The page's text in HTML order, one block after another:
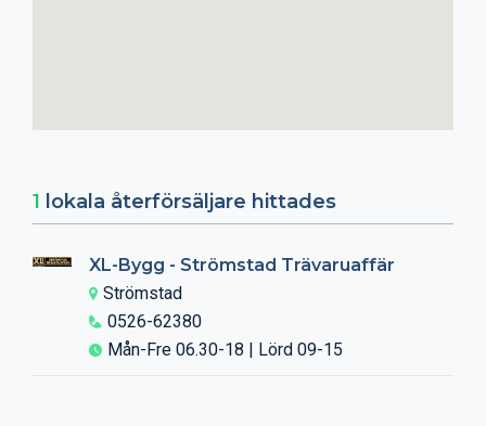
1 lokala återförsäljare hittades
XL-Bygg - Strömstad Trävaruaffär
Strömstad
0526-62380
Mån-Fre 06.30-18 | Lörd 09-15